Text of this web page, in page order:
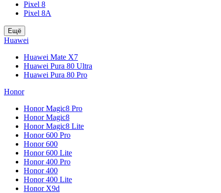
Pixel 8
Pixel 8A
Ещё
Huawei
Huawei Mate X7
Huawei Pura 80 Ultra
Huawei Pura 80 Pro
Honor
Honor Magic8 Pro
Honor Magic8
Honor Magic8 Lite
Honor 600 Pro
Honor 600
Honor 600 Lite
Honor 400 Pro
Honor 400
Honor 400 Lite
Honor X9d